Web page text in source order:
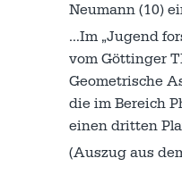
Neumann (10)
…Im „Jugend
vom Göttinger
Geometrische
die im Bereich
einen dritten
(Auszug aus